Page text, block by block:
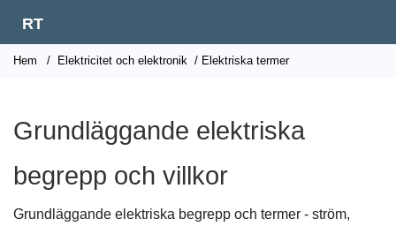
RT
Hem / Elektricitet och elektronik / Elektriska termer
Grundläggande elektriska
begrepp och villkor
Grundläggande elektriska begrepp och termer - ström,